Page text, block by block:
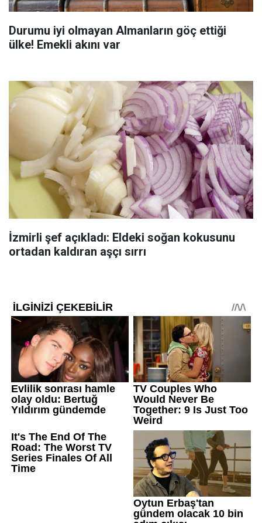
Durumu iyi olmayan Almanların göç ettiği
ülke! Emekli akını var
İzmirli şef açıkladı: Eldeki soğan kokusunu
ortadan kaldıran aşçı sırrı